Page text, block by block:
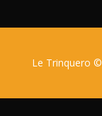
Le Trinquero ©